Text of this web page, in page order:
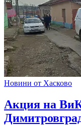
Новини от Хасково
Акция на